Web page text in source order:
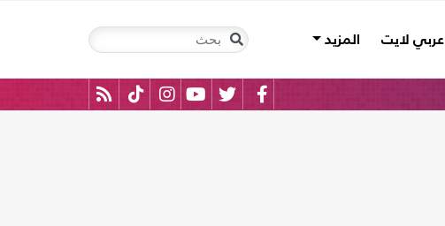
عربي لايت المزيد